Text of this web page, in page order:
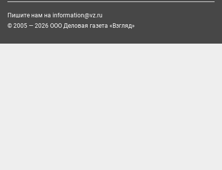
Пишите нам на information@vz.ru
© 2005 — 2026 ООО Деловая газета «Взгляд»